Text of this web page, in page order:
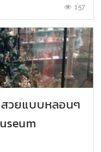
157
วยแบบหลอนๆ